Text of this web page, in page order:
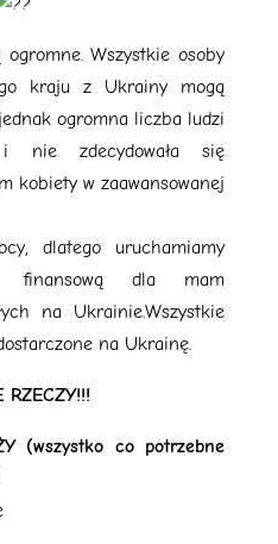
Wszystkie osoby
kraju z Ukrainy mogą
ogromna liczba ludzi
nie zdecydowała się
kobiety w zaawansowanej
dlatego uruchamiamy
finansową dla mam
na Ukrainie.Wszystkie
na Ukrainę.
RZECZY!!!
(wszystko co potrzebne